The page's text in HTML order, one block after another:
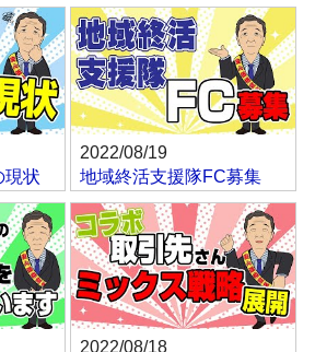
現状
2022/08/19
地域終活支援隊FC募集
2022/08/18